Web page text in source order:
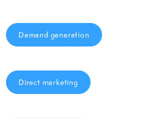
Demand generation
Direct marketing